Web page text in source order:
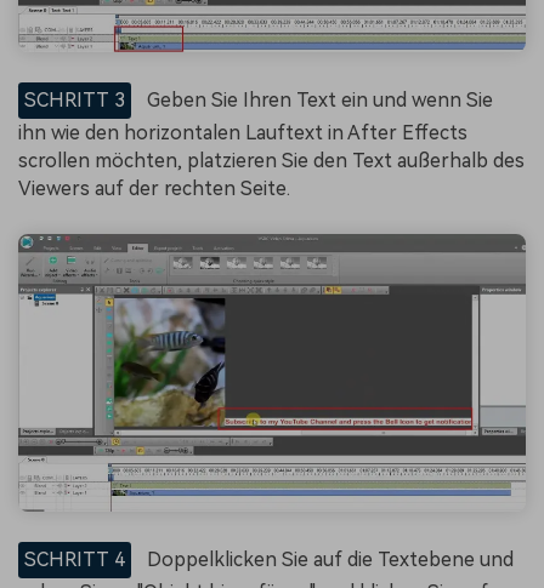
SCHRITT 3
Geben Sie Ihren Text ein und wenn Sie
ihn wie den horizontalen Lauftext in After Effects
scrollen möchten, platzieren Sie den Text außerhalb des
Viewers auf der rechten Seite.
SCHRITT 4
Doppelklicken Sie auf die Textebene und